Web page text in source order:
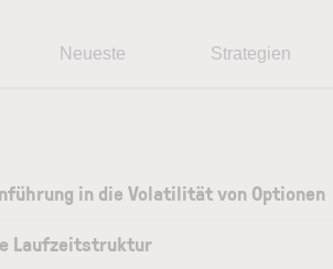
Neueste Strategien
in die Volatilität von Optionen
Laufzeitstruktur